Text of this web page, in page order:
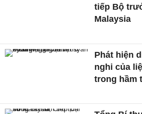
tiếp Bộ
Malaysia
Phát hiện
nghi của
trong hầm